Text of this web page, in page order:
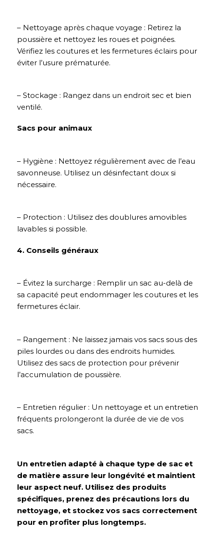
– Nettoyage après chaque voyage : Retirez la
poussière et nettoyez les roues et poignées.
Vérifiez les coutures et les fermetures éclairs pour
éviter l’usure prématurée.
– Stockage : Rangez dans un endroit sec et bien
ventilé.
Sacs pour animaux
– Hygiène : Nettoyez régulièrement avec de l’eau
savonneuse. Utilisez un désinfectant doux si
nécessaire.
– Protection : Utilisez des doublures amovibles
lavables si possible.
4. Conseils généraux
– Évitez la surcharge : Remplir un sac au-delà de
sa capacité peut endommager les coutures et les
fermetures éclair.
– Rangement : Ne laissez jamais vos sacs sous des
piles lourdes ou dans des endroits humides.
Utilisez des sacs de protection pour prévenir
l’accumulation de poussière.
– Entretien régulier : Un nettoyage et un entretien
fréquents prolongeront la durée de vie de vos
sacs.
Un entretien adapté à chaque type de sac et
de matière assure leur longévité et maintient
leur aspect neuf. Utilisez des produits
spécifiques, prenez des précautions lors du
nettoyage, et stockez vos sacs correctement
pour en profiter plus longtemps.